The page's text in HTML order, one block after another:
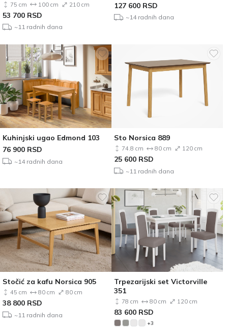
75 cm 100 cm 210 cm
53 700 RSD
~11 radnih dana
127 600 RSD
~14 radnih dana
Kuhinjski ugao Edmond 103
76 900 RSD
~14 radnih dana
Sto Norsica 889
74.8 cm 80 cm 120 cm
25 600 RSD
~11 radnih dana
Stočić za kafu Norsica 905
45 cm 80 cm 80 cm
38 800 RSD
~11 radnih dana
Trpezarijski set Victorville
351
78 cm 80 cm 120 cm
83 600 RSD
+3